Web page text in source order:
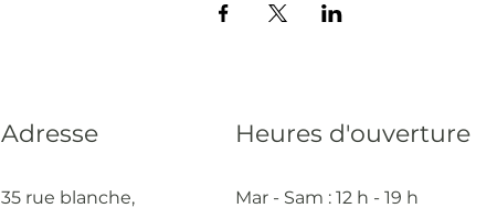
Adresse Heures d'ouverture
35 rue blanche, Mar - Sam : 12 h - 19 h